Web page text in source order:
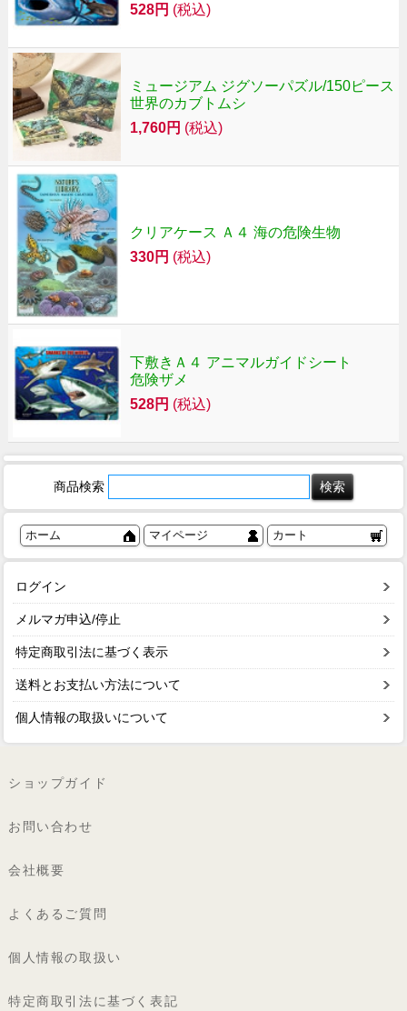
528円 (税込)
ミュージアム ジグソーパズル/150ピース
世界のカブトムシ
1,760円 (税込)
クリアケース Ａ４ 海の危険生物
330円 (税込)
下敷きＡ４ アニマルガイドシート
危険ザメ
528円 (税込)
商品検索
ホーム マイページ カート
ログイン
メルマガ申込/停止
特定商取引法に基づく表示
送料とお支払い方法について
個人情報の取扱いについて
ショップガイド
お問い合わせ
会社概要
よくあるご質問
個人情報の取扱い
特定商取引法に基づく表記